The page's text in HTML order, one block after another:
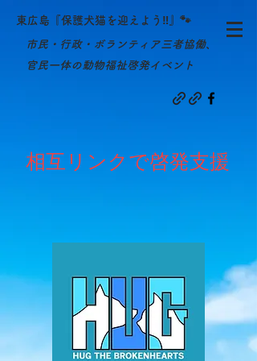
東広島『保護犬猫を迎えよう‼』🐾
​市民・行政・ボランティア三者協働、
官民一体の動物福祉啓発イベント
相互リンクで啓発支援